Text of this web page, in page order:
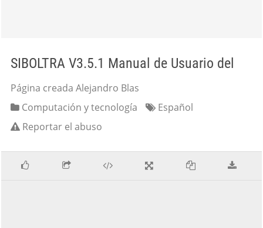
SIBOLTRA V3.5.1 Manual de Usuario del
Página creada Alejandro Blas
Computación y tecnología
Español
Reportar el abuso